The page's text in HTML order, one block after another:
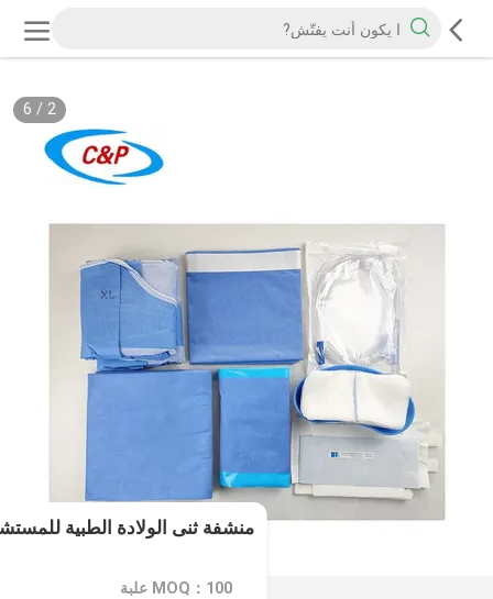
2
/
6
منشفة ثنى الولادة الطبية
MOQ：100 علبة